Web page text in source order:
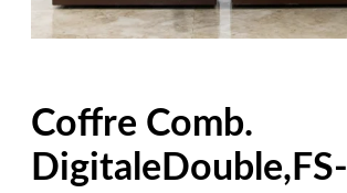
Coffre Comb.
DigitaleDouble,FS-